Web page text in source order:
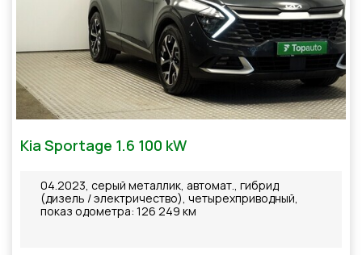
Kia Sportage 1.6 100 kW
04.2023, серый металлик, автомат., гибрид
(дизель / электричество), четырехприводный,
показ одометра: 126 249 км